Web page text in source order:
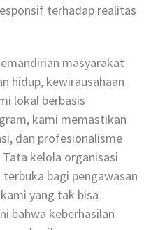
terhadap realitas
masyarakat
hidup, kewirausahaan
lokal berbasis
kami memastikan
dan profesionalisme
kelola organisasi
bagi pengawasan
yang tak bisa
bahwa keberhasilan